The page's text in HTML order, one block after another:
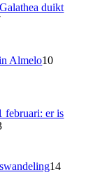
duikt
Almelo10
februari: er is
14